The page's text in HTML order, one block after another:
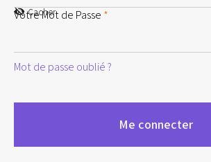
Votre Mot de Passe *
Cacher
Mot de passe oublié ?